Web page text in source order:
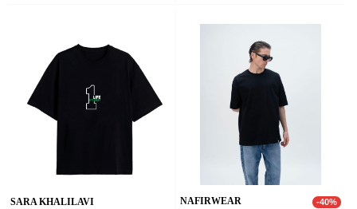
SARA KHALILAVI NAFIRWEAR -40%